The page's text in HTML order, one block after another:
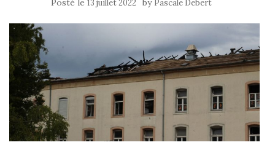
Posté le 13 juillet 2022 by Pascale Debert